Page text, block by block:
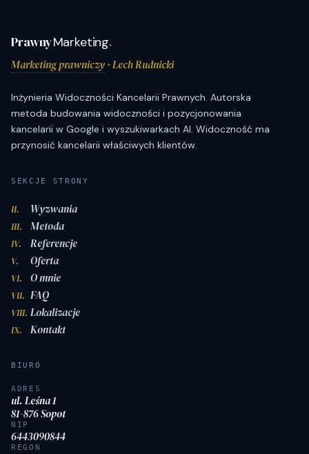
PrawnyMarketing.
Marketing prawniczy· Lech Rudnicki
Inżynieria Widoczności Kancelarii Prawnych. Autorska
metoda budowania widoczności i pozycjonowania
kancelarii w Google i wyszukiwarkach AI. Widoczność ma
przynosić kancelarii właściwych klientów.
SEKCJE STRONY
II. Wyzwania
III. Metoda
IV. Referencje
V. Oferta
VI. O mnie
VII. FAQ
VIII. Lokalizacje
IX. Kontakt
BIURO
ADRES
ul. Leśna 1
81-876 Sopot
NIP
6443090844
REGON